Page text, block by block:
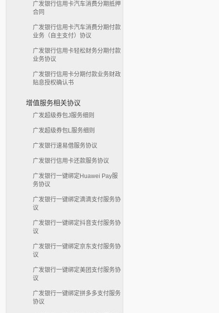
广发银行信用卡汽车消费分期抵押
合同
广发银行信用卡汽车消费分期付款
业务（自主支付）协议
广发银行信用卡轻松财务分期付款
业务协议
广发银行信用卡分期付款业务财政
贴息授权确认书
增值服务相关协议
广发超级券包J服务细则
广发超级券包L服务细则
广发银行速易借服务协议
广发银行信用卡还款服务协议
广发银行一键绑定Huawei Pay服
务协议
广发银行一键绑定滴滴支付服务协
议
广发银行一键绑定抖音支付服务协
议
广发银行一键绑定京东支付服务协
议
广发银行一键绑定美团支付服务协
议
广发银行一键绑定拼多多支付服务
协议